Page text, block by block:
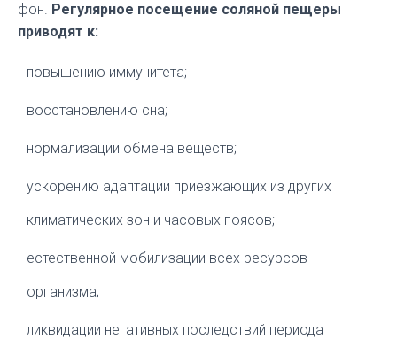
фон. Регулярное посещение соляной пещеры
приводят к:
повышению иммунитета;
восстановлению сна;
нормализации обмена веществ;
ускорению адаптации приезжающих из других
климатических зон и часовых поясов;
естественной мобилизации всех ресурсов
организма;
ликвидации негативных последствий периода